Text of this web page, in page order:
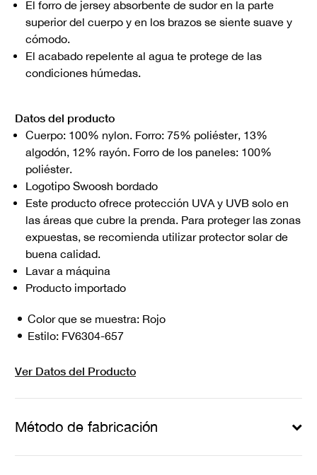
El forro de jersey absorbente de sudor en la parte
superior del cuerpo y en los brazos se siente suave y
cómodo.
El acabado repelente al agua te protege de las
condiciones húmedas.
Datos del producto
Cuerpo: 100% nylon. Forro: 75% poliéster, 13%
algodón, 12% rayón. Forro de los paneles: 100%
poliéster.
Logotipo Swoosh bordado
Este producto ofrece protección UVA y UVB solo en
las áreas que cubre la prenda. Para proteger las zonas
expuestas, se recomienda utilizar protector solar de
buena calidad.
Lavar a máquina
Producto importado
Color que se muestra: Rojo
Estilo: FV6304-657
Ver Datos del Producto
Método de fabricación